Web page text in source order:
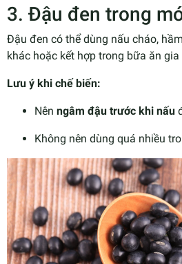
3. Đậu đen trong
Đậu đen có thể dùng nấu cháo,
khác hoặc kết hợp trong bữa ăn gia
Lưu ý khi chế biến:
Nên ngâm đậu trước khi nấu
Không nên dùng quá nhiều